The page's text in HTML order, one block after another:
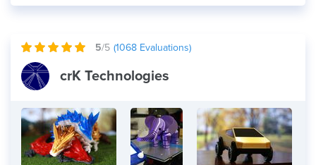
5/5 (1068 Evaluations)
crK Technologies